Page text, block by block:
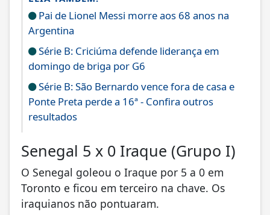
Pai de Lionel Messi morre aos 68 anos na
Argentina
Série B: Criciúma defende liderança em
domingo de briga por G6
Série B: São Bernardo vence fora de casa e
Ponte Preta perde a 16ª - Confira outros
resultados
Senegal 5 x 0 Iraque (Grupo I)
O Senegal goleou o Iraque por 5 a 0 em
Toronto e ficou em terceiro na chave. Os
iraquianos não pontuaram.